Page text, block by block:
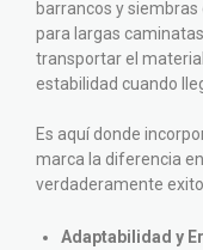
barrancos y siembras
para largas
transportar el
estabilidad cuando
Es aquí donde
marca la diferencia
verdaderamente
Adaptabilidad y